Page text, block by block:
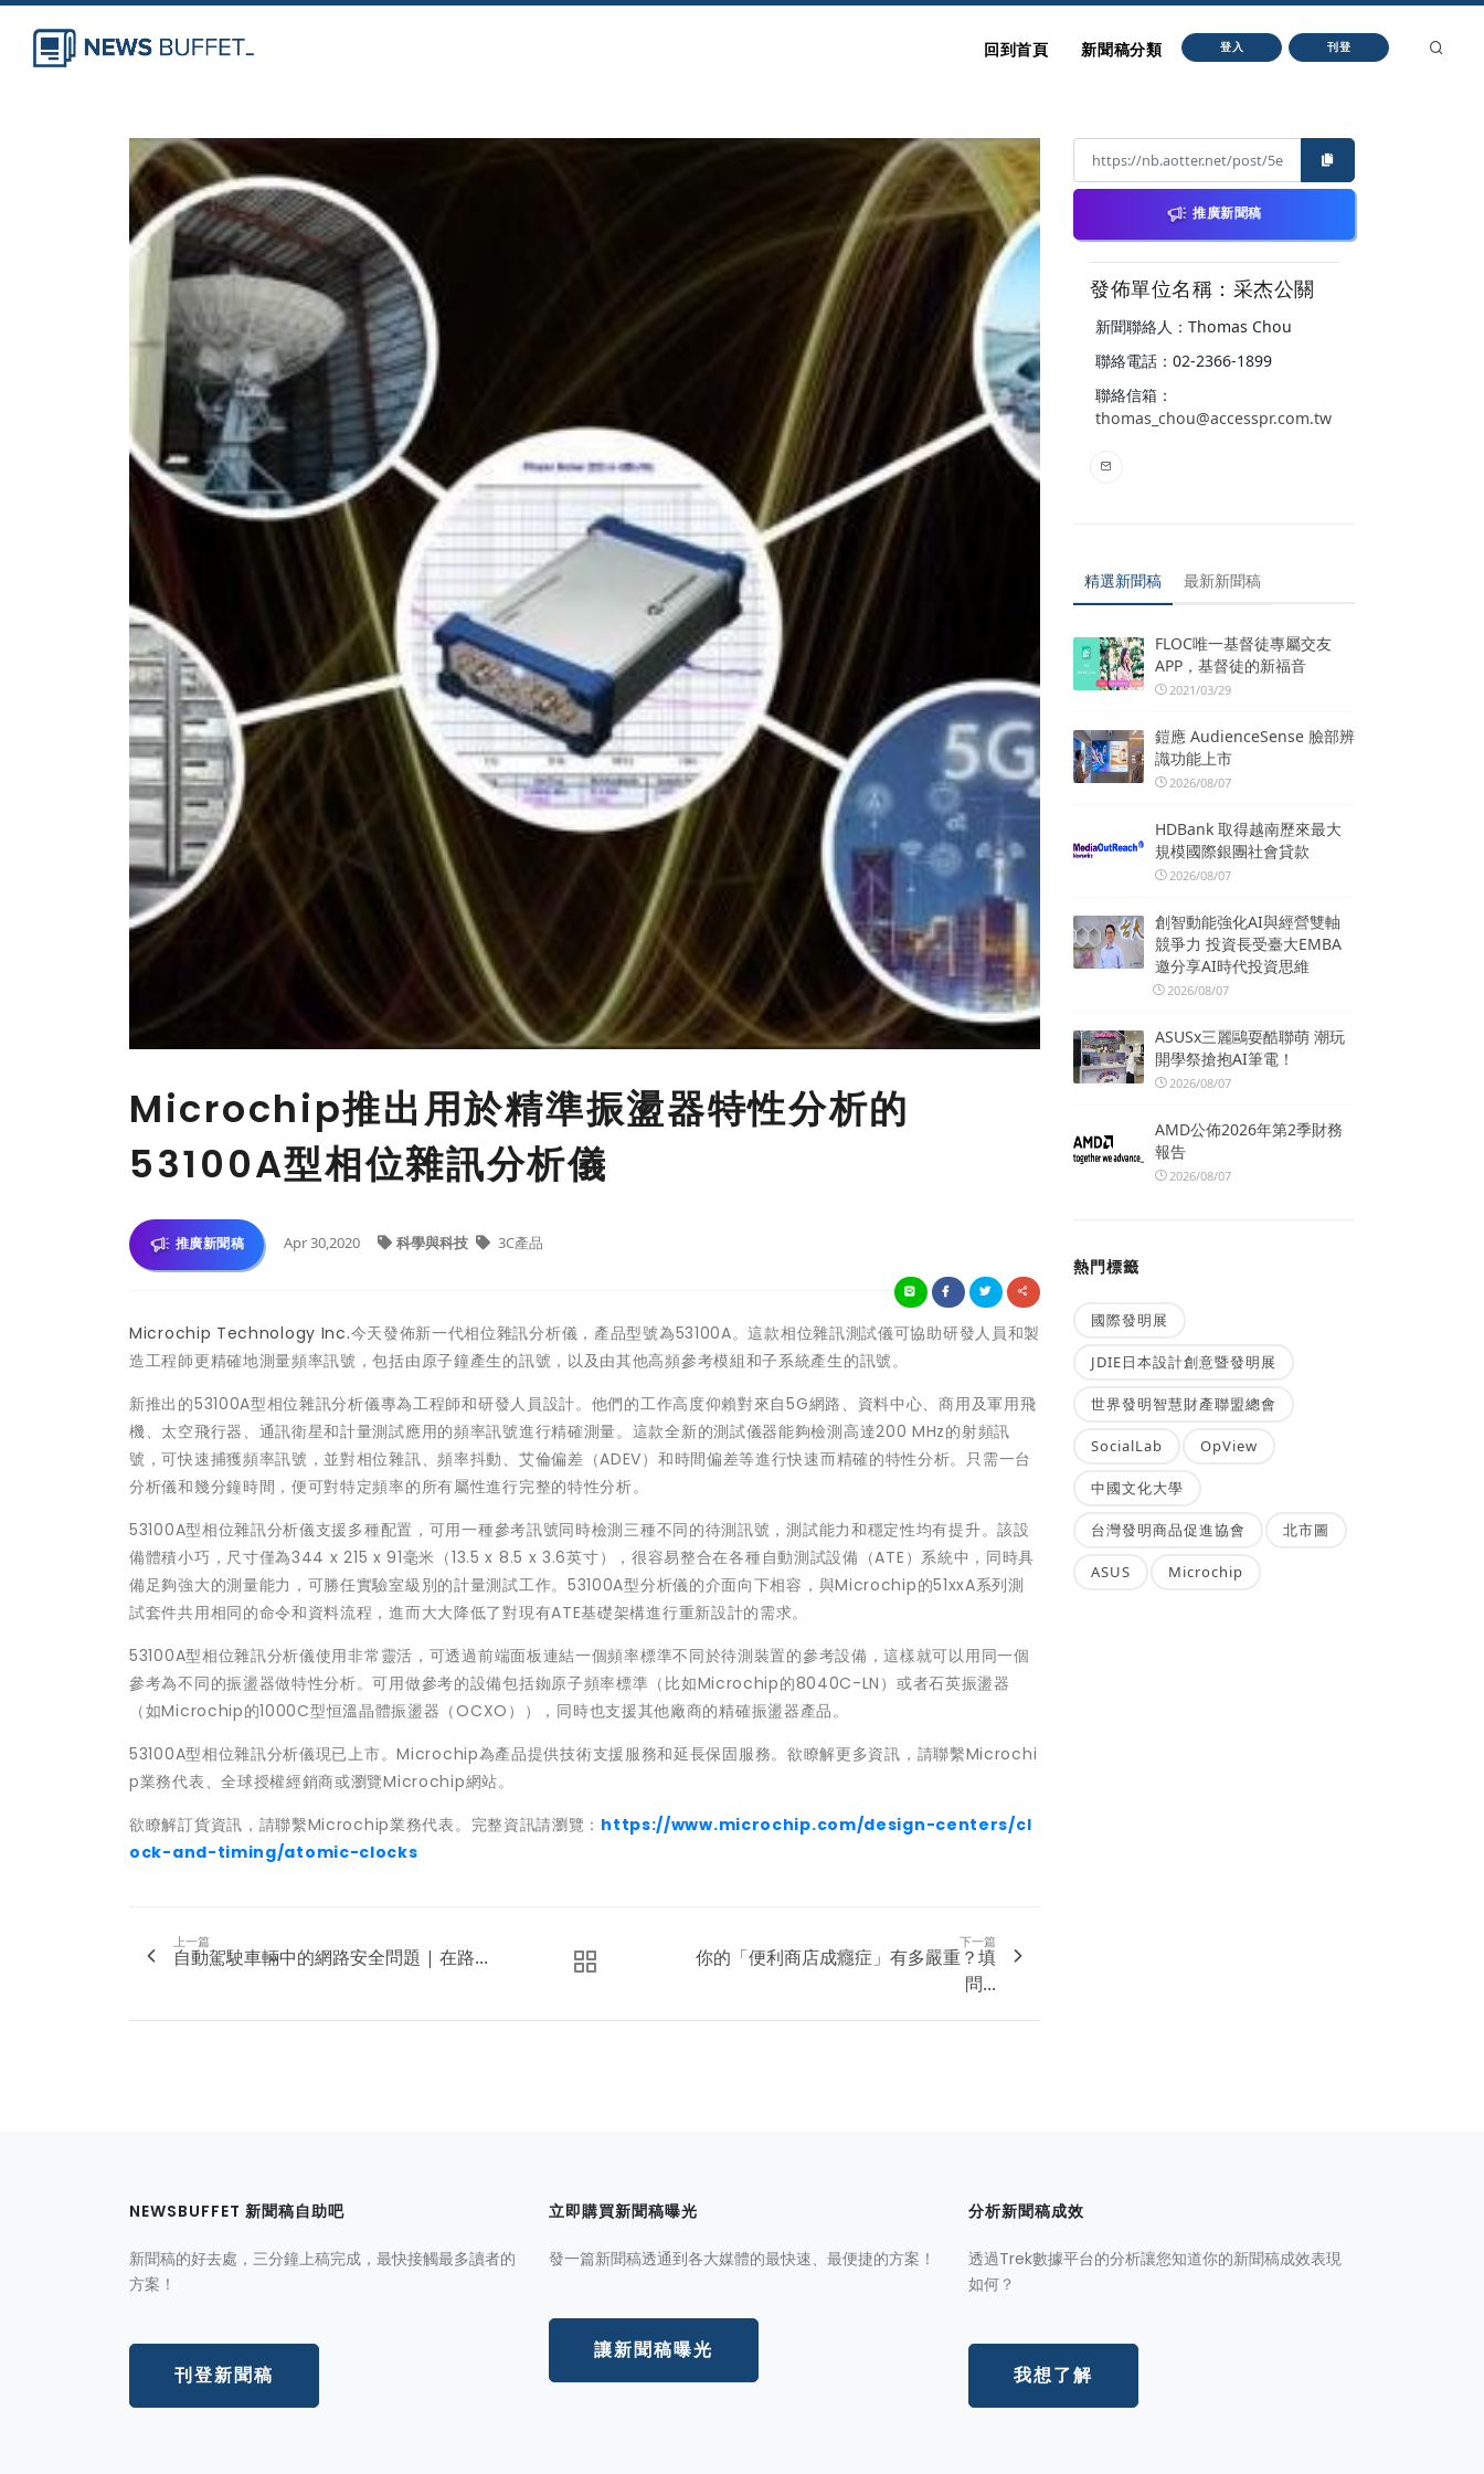
回到首頁 新聞稿分類 登入 刊登
Microchip推出用於精準振盪器特性分析的
53100A型相位雜訊分析儀
推廣新聞稿 Apr 30,2020 科學與科技 3C產品
Microchip Technology Inc.今天發佈新一代相位雜訊分析儀，產品型號為53100A。這款相位雜訊測試儀可協助研發人員和製
造工程師更精確地測量頻率訊號，包括由原子鐘產生的訊號，以及由其他高頻參考模組和子系統產生的訊號。
新推出的53100A型相位雜訊分析儀專為工程師和研發人員設計。他們的工作高度仰賴對來自5G網路、資料中心、商用及軍用飛
機、太空飛行器、通訊衛星和計量測試應用的頻率訊號進行精確測量。這款全新的測試儀器能夠檢測高達200 MHz的射頻訊
號，可快速捕獲頻率訊號，並對相位雜訊、頻率抖動、艾倫偏差（ADEV）和時間偏差等進行快速而精確的特性分析。只需一台
分析儀和幾分鐘時間，便可對特定頻率的所有屬性進行完整的特性分析。
53100A型相位雜訊分析儀支援多種配置，可用一種參考訊號同時檢測三種不同的待測訊號，測試能力和穩定性均有提升。該設
備體積小巧，尺寸僅為344 x 215 x 91毫米（13.5 x 8.5 x 3.6英寸），很容易整合在各種自動測試設備（ATE）系統中，同時具
備足夠強大的測量能力，可勝任實驗室級別的計量測試工作。53100A型分析儀的介面向下相容，與Microchip的51xxA系列測
試套件共用相同的命令和資料流程，進而大大降低了對現有ATE基礎架構進行重新設計的需求。
53100A型相位雜訊分析儀使用非常靈活，可透過前端面板連結一個頻率標準不同於待測裝置的參考設備，這樣就可以用同一個
參考為不同的振盪器做特性分析。可用做參考的設備包括銣原子頻率標準（比如Microchip的8040C-LN）或者石英振盪器
（如Microchip的1000C型恒溫晶體振盪器（OCXO）），同時也支援其他廠商的精確振盪器產品。
53100A型相位雜訊分析儀現已上市。Microchip為產品提供技術支援服務和延長保固服務。欲瞭解更多資訊，請聯繫Microchi
p業務代表、全球授權經銷商或瀏覽Microchip網站。
欲瞭解訂貨資訊，請聯繫Microchip業務代表。完整資訊請瀏覽： https://www.microchip.com/design-centers/cl
ock-and-timing/atomic-clocks
上一篇
自動駕駛車輛中的網路安全問題 | 在路...
下一篇
你的「便利商店成癮症」有多嚴重？填
問...
推廣新聞稿
發佈單位名稱：采杰公關
新聞聯絡人：Thomas Chou
聯絡電話：02-2366-1899
聯絡信箱：
thomas_chou@accesspr.com.tw
精選新聞稿 最新新聞稿
FLOC唯一基督徒專屬交友
APP，基督徒的新福音
2021/03/29
鎧應 AudienceSense 臉部辨
識功能上市
2026/08/07
HDBank 取得越南歷來最大
規模國際銀團社會貸款
2026/08/07
創智動能強化AI與經營雙軸
競爭力 投資長受臺大EMBA
邀分享AI時代投資思維
2026/08/07
ASUSx三麗鷗耍酷聯萌 潮玩
開學祭搶抱AI筆電！
2026/08/07
AMD公佈2026年第2季財務
報告
2026/08/07
熱門標籤
國際發明展
JDIE日本設計創意暨發明展
世界發明智慧財產聯盟總會
SocialLab OpView
中國文化大學
台灣發明商品促進協會 北市圖
ASUS Microchip
NEWSBUFFET 新聞稿自助吧
新聞稿的好去處，三分鐘上稿完成，最快接觸最多讀者的
方案！
刊登新聞稿
立即購買新聞稿曝光
發一篇新聞稿透通到各大媒體的最快速、最便捷的方案！
讓新聞稿曝光
分析新聞稿成效
透過Trek數據平台的分析讓您知道你的新聞稿成效表現
如何？
我想了解